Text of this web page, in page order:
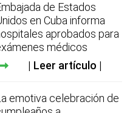
de Estados
en Cuba informa
aprobados para
médicos
Leer artículo
emotiva celebración de